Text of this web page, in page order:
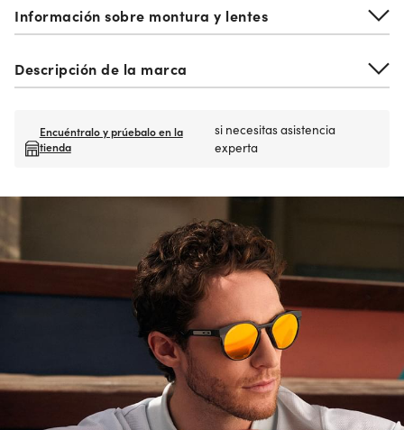
Información sobre montura y lentes
Descripción de la marca
Encuéntralo y prúebalo en la
tienda
si necesitas asistencia
experta